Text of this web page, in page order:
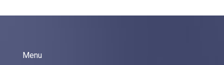
Menu